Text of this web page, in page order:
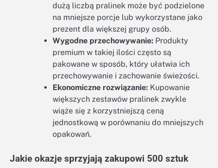
dużą liczbą pralinek może być podzielone
na mniejsze porcje lub wykorzystane jako
prezent dla większej grupy osób.
Wygodne przechowywanie: Produkty
premium w takiej ilości często są
pakowane w sposób, który ułatwia ich
przechowywanie i zachowanie świeżości.
Ekonomiczne rozwiązanie: Kupowanie
większych zestawów pralinek zwykle
wiąże się z korzystniejszą ceną
jednostkową w porównaniu do mniejszych
opakowań.
Jakie okazje sprzyjają zakupowi 500 sztuk